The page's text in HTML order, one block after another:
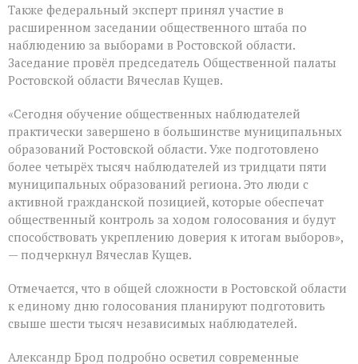
Также федеральный эксперт принял участие в
расширенном заседании общественного штаба по
наблюдению за выборами в Ростовской области.
Заседание провёл председатель Общественной палаты
Ростовской области Вячеслав Кущев.
«Сегодня обучение общественных наблюдателей
практически завершено в большинстве муниципальных
образований Ростовской области. Уже подготовлено
более четырёх тысяч наблюдателей из тридцати пяти
муниципальных образований региона. Это люди с
активной гражданской позицией, которые обеспечат
общественный контроль за ходом голосования и будут
способствовать укреплению доверия к итогам выборов»,
— подчеркнул Вячеслав Кущев.
Отмечается, что в общей сложности в Ростовской области
к единому дню голосования планируют подготовить
свыше шести тысяч независимых наблюдателей.
Александр Брод подробно осветил современные